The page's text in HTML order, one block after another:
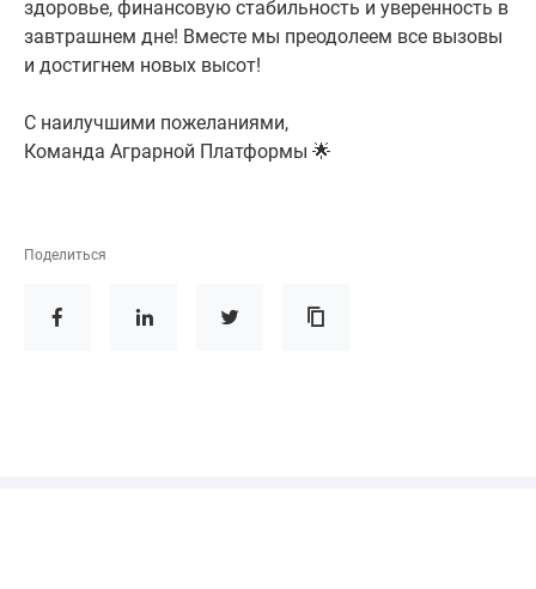
Поделиться
здоровье, финансовую стабильность и уверенность в
завтрашнем дне! Вместе мы преодолеем все вызовы
и достигнем новых высот!
С наилучшими пожеланиями,
Команда Аграрной Платформы 🌟